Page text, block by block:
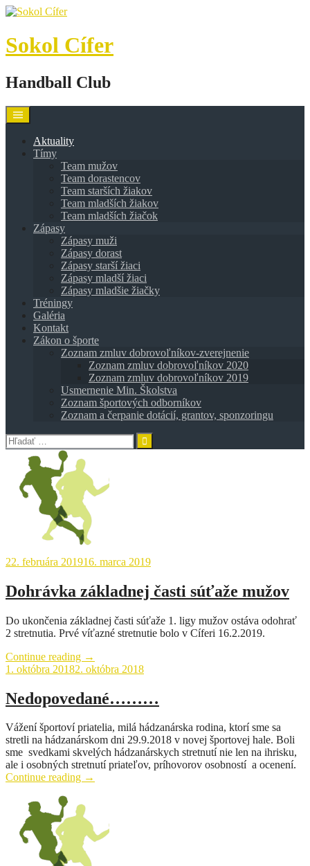
Skip
content
Sokol Cífer
Handball Club
Aktuality
Tímy
Team mužov
Team dorastencov
Team starších žiakov
Team mladších žiakov
Team mladších žiačok
Zápasy
Zápasy muži
Zápasy dorast
Zápasy starší žiaci
Zápasy mladší žiaci
Zápasy mladšie žiačky
Tréningy
Galéria
Kontakt
Zákon o športe
Zoznam zmluv dobrovoľníkov-zverejnenie
Zoznam zmluv dobrovoľníkov 2020
Zoznam zmluv dobrovoľníkov 2019
Usmernenie Min. Školstva
Zoznam športových odborníkov
Zoznam a čerpanie dotácií, grantov, sponzoringu
Hľadať:
22. februára 201916. marca 2019
Dohrávka základnej časti súťaže mužov
Do ukončenia základnej časti súťaže 1. ligy mužov ostáva odohrať
2 stretnutia. Prvé víťazné stretnutie bolo v Cíferi 16.2.2019.
Continue reading „Dohrávka
základnej
súťaže
mužov“
→
1. októbra 20182. októbra 2018
Nedopovedané………
Vážení športoví priatelia, milá hádzanárska rodina, ktorí sme sa
stretli na hádzanárskom dni 29.9.2018 v novej športovej hale. Boli
sme svedkami skvelých hádzanárskych stretnutí nie len na ihrisku,
ale i osobných stretnutí priateľov, príhovorov osobností a ocenení.
Continue reading „Nedopovedané………“
→